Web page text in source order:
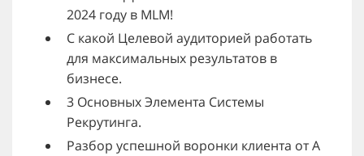
2024 году в MLM!
C какой Целевой аудиторией работать
для максимальных результатов в
бизнесе.
3 Основных Элемента Системы
Рекрутинга.
Разбор успешной воронки клиента от А